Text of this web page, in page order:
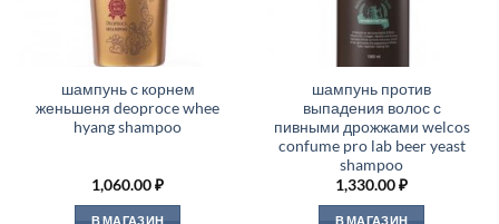
шампунь с корнем
женьшеня deoproce whee
hyang shampoo
1,060.00₽
В МАГАЗИН
шампунь против
выпадения волос с
пивными дрожжами welcos
confume pro lab beer yeast
shampoo
1,330.00₽
В МАГАЗИН